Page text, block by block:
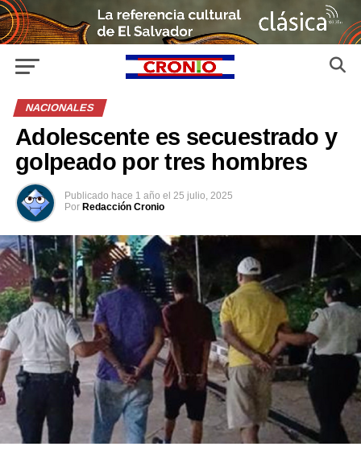
NACIONALES
Adolescente es secuestrado y
golpeado por tres hombres
Publicado hace 1 año el 25 julio, 2025
Por Redacción Cronio